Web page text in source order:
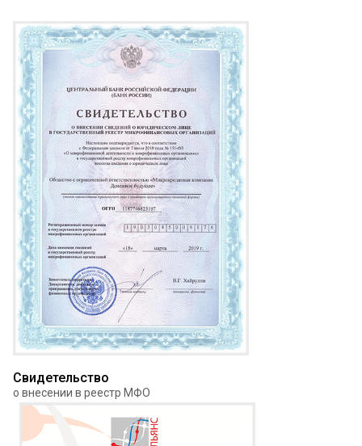
Свидетельство
о внесении в реестр МФО